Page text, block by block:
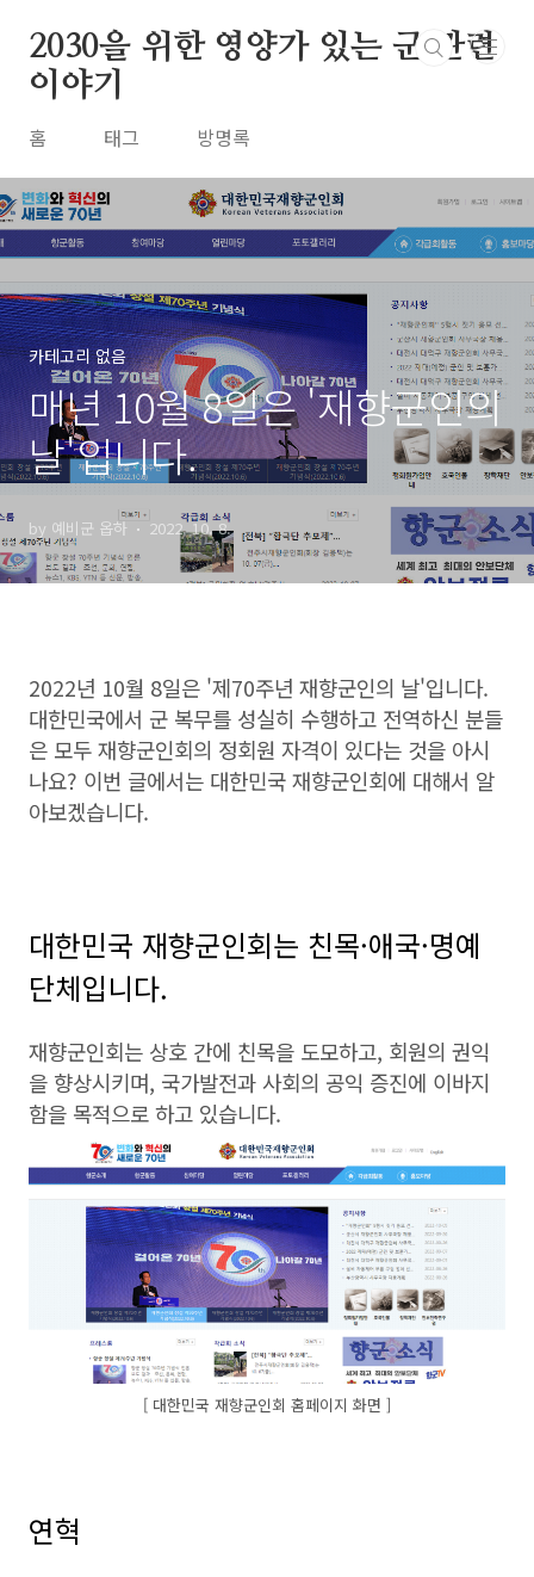
2030을 위한 영양가 있는 군 관련
이야기
홈 태그 방명록
카테고리 없음
매년 10월 8일은 '재향군인의
날'입니다.
by 예비군 옵하 2022. 10. 8.
2022년 10월 8일은 '제70주년 재향군인의 날'입니다.
대한민국에서 군 복무를 성실히 수행하고 전역하신 분들
은 모두 재향군인회의 정회원 자격이 있다는 것을 아시
나요? 이번 글에서는 대한민국 재향군인회에 대해서 알
아보겠습니다.
대한민국 재향군인회는 친목·애국·명예
단체입니다.
재향군인회는 상호 간에 친목을 도모하고, 회원의 권익
을 향상시키며, 국가발전과 사회의 공익 증진에 이바지
함을 목적으로 하고 있습니다.
[ 대한민국 재향군인회 홈페이지 화면 ]
연혁